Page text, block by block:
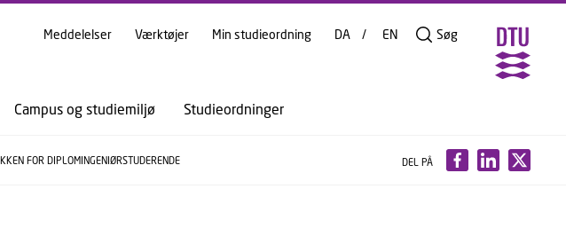
(TRYK ENTER).
Campus og studiemiljø Studieordninger
Meddelelser Værktøjer Min studieordning DA EN Søg
FOR DIPLOMINGENIØRSTUDERENDE DEL PÅ